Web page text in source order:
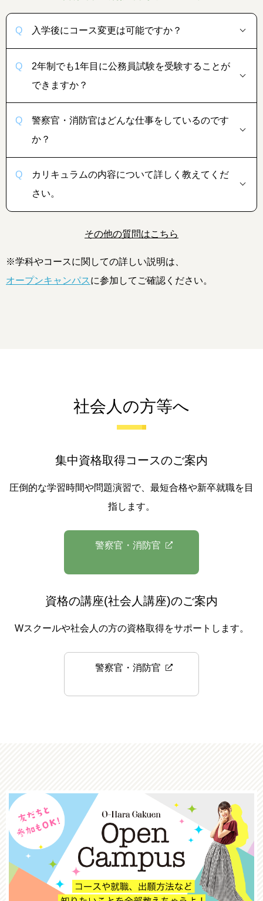
入学後にコース変更は可能ですか？
2年制でも1年目に公務員試験を受験することが
できますか？
警察官・消防官はどんな仕事をしているのです
か？
カリキュラムの内容について詳しく教えてくだ
さい。
その他の質問はこちら
※学科やコースに関しての詳しい説明は、
オープンキャンパスに参加してご確認ください。
社会人の方等へ
集中資格取得コースのご案内
圧倒的な学習時間や問題演習で、最短合格や新卒就職を目
指します。
警察官・消防官
資格の講座(社会人講座)のご案内
Wスクールや社会人の方の資格取得をサポートします。
警察官・消防官